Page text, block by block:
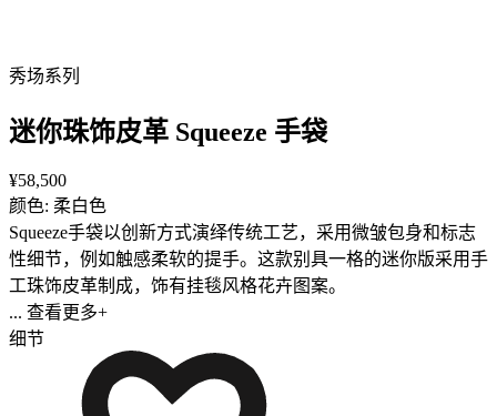
秀场系列
迷你珠饰皮革 Squeeze 手袋
¥58,500
颜色: 柔白色
Squeeze手袋以创新方式演绎传统工艺，采用微皱包身和标志
性细节，例如触感柔软的提手。这款别具一格的迷你版采用手
工珠饰皮革制成，饰有挂毯风格花卉图案。
... 查看更多+
细节